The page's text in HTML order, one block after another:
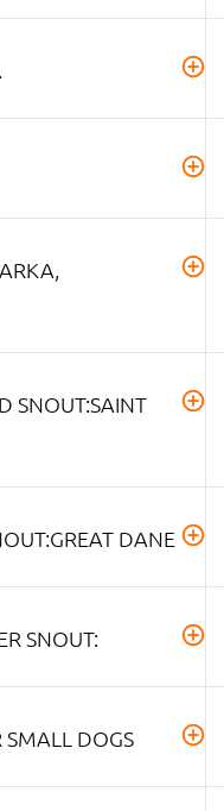
SNOUT:SAINT
DANE
SNOUT:
SMALL DOGS